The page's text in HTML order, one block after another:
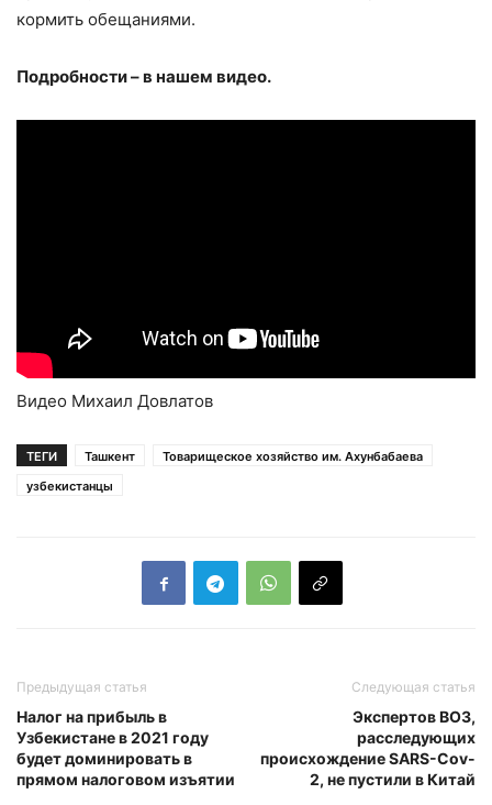
кормить обещаниями.
Подробности – в нашем видео.
Видео Михаил Довлатов
ТЕГИ Ташкент
Товарищеское хозяйство им. Ахунбабаева
узбекистанцы
Предыдущая статья
Налог на прибыль в
Узбекистане в 2021 году
будет доминировать в
прямом налоговом изъятии
Следующая статья
Экспертов ВОЗ,
расследующих
происхождение SARS-Cov-
2, не пустили в Китай